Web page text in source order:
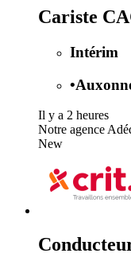
Cariste
Intérim
•
Il y a 2 heures
Notre agence
New